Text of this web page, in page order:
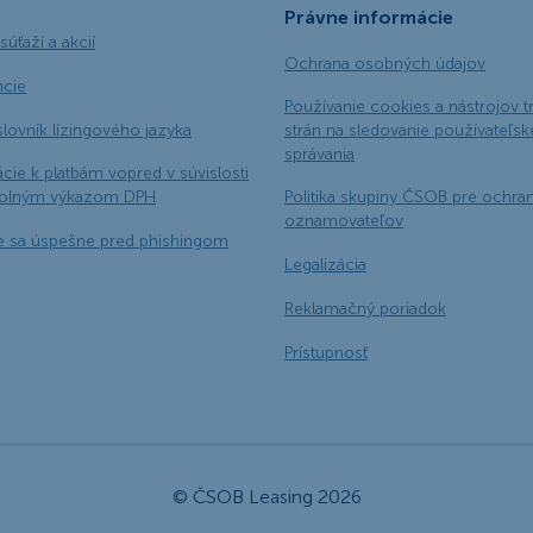
a akcií
lízingového jazyka
k platbám vopred v súvislosti
výkazom DPH
sa úspešne pred phishingom
Právne informácie
Ochrana osobných údajov
Používanie cookies a nástrojov
strán na sledovanie
správania
Politika skupiny ČSOB pre
oznamovateľov
Legalizácia
Reklamačný poriadok
Prístupnosť
© ČSOB Leasing 2026